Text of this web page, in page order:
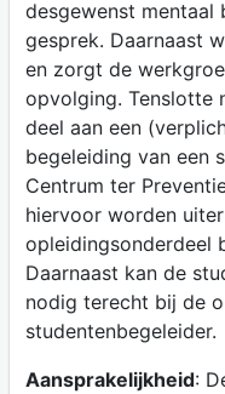
desgewenst mentaal
gesprek. Daarnaast
en zorgt de
opvolging. Tenslotte
deel aan een
begeleiding van een
Centrum ter
hiervoor worden
opleidingsonderdeel
Daarnaast kan de
nodig terecht bij de
studentenbegeleider.
Aansprakelijkheid: